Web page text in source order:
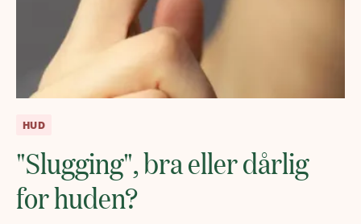
HUD
"Slugging", bra eller dårlig
for huden?